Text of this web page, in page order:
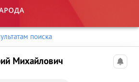
поиска
Михайлович